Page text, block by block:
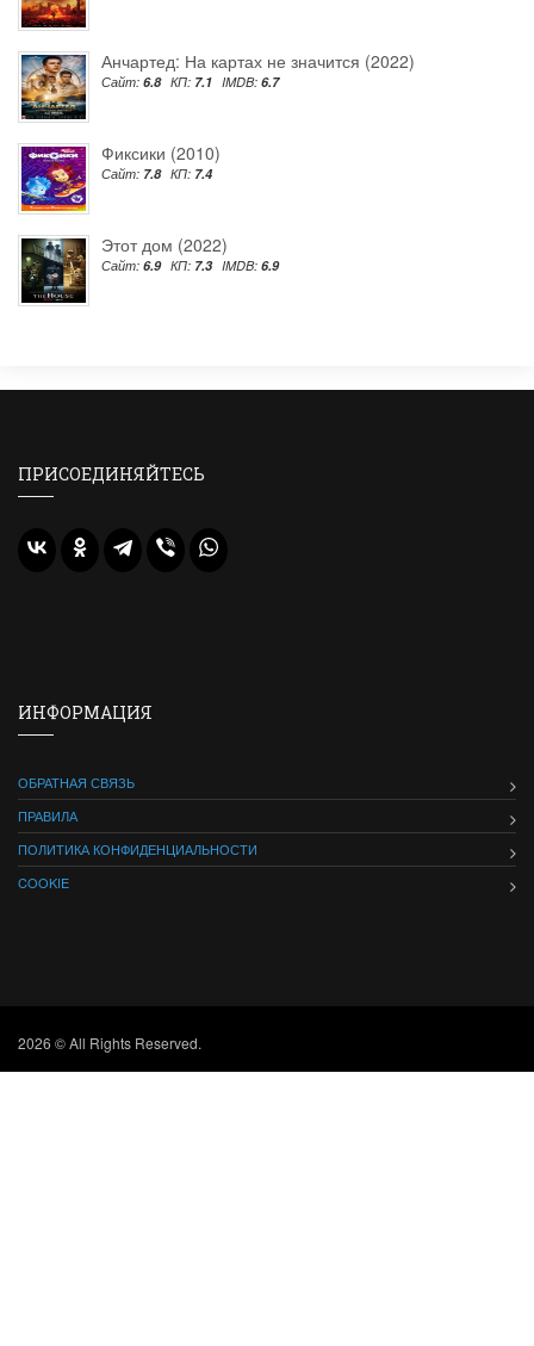
Анчартед: На картах не значится (2022)
Сайт: 6.8 КП: 7.1 IMDB: 6.7
Фиксики (2010)
Сайт: 7.8 КП: 7.4
Этот дом (2022)
Сайт: 6.9 КП: 7.3 IMDB: 6.9
ПРИСОЕДИНЯЙТЕСЬ
ИНФОРМАЦИЯ
ОБРАТНАЯ СВЯЗЬ
ПРАВИЛА
ПОЛИТИКА КОНФИДЕНЦИАЛЬНОСТИ
COOKIE
2026 © All Rights Reserved.